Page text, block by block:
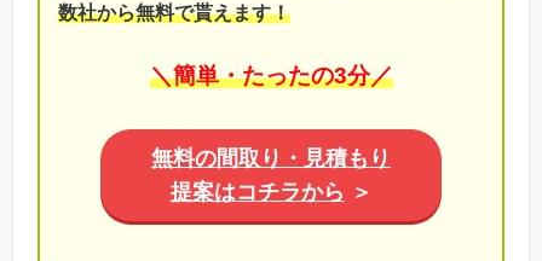
数社から無料で貰えます！
＼簡単・たったの3分／
無料の間取り・見積もり
提案はコチラから ＞